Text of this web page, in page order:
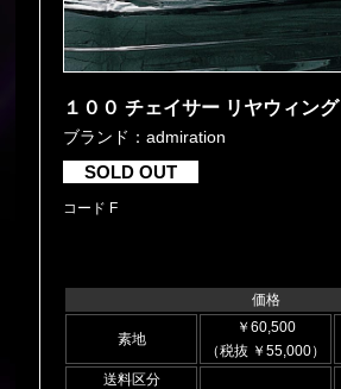
１００ チェイサー リヤウィング
ブランド：admiration
SOLD OUT
コード F
価格
素地
￥60,500
（税抜 ￥55,000）
送料区分